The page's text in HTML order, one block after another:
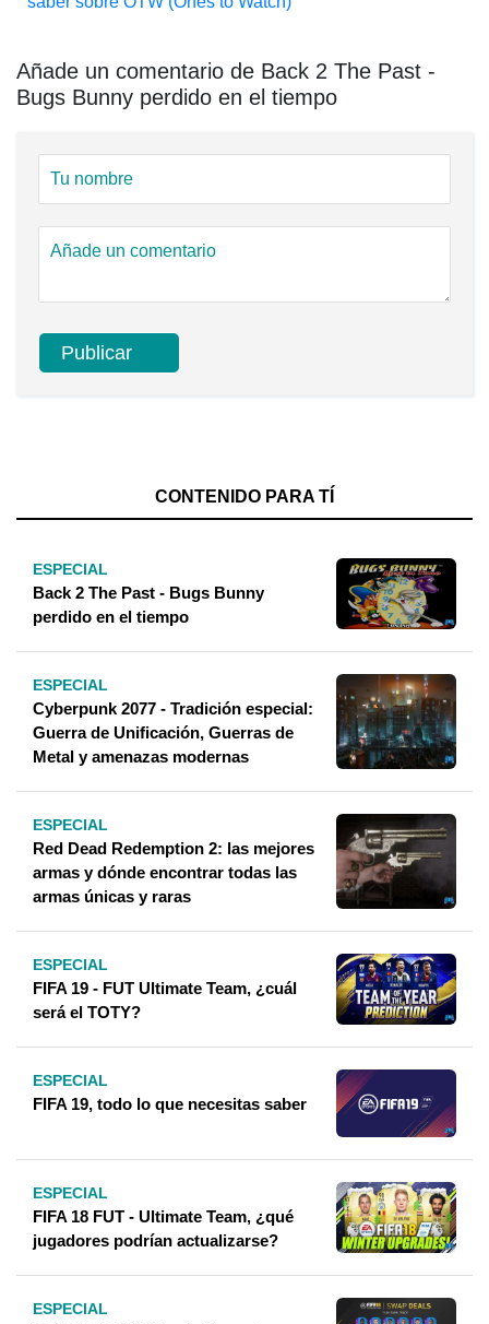
Añade un comentario de Back 2 The Past -
Bugs Bunny perdido en el tiempo
CONTENIDO PARA TÍ
ESPECIAL
Back 2 The Past - Bugs Bunny
perdido en el tiempo
ESPECIAL
Cyberpunk 2077 - Tradición especial:
Guerra de Unificación, Guerras de
Metal y amenazas modernas
ESPECIAL
Red Dead Redemption 2: las mejores
armas y dónde encontrar todas las
armas únicas y raras
ESPECIAL
FIFA 19 - FUT Ultimate Team, ¿cuál
será el TOTY?
ESPECIAL
FIFA 19, todo lo que necesitas saber
ESPECIAL
FIFA 18 FUT - Ultimate Team, ¿qué
jugadores podrían actualizarse?
ESPECIAL